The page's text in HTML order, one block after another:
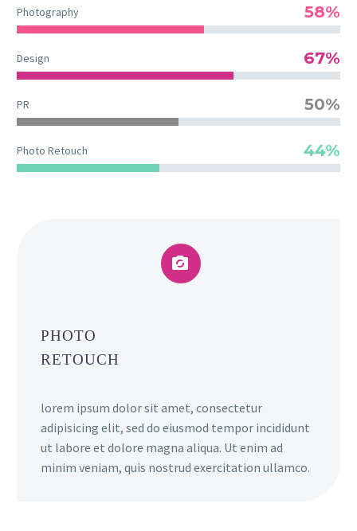
Photography 58%
Design 67%
PR 50%
Photo Retouch 44%


PHOTO
RETOUCH
lorem ipsum dolor sit amet, consectetur
adipisicing elit, sed do eiusmod tempor incididunt
ut labore et dolore magna aliqua. Ut enim ad
minim veniam, quis nostrud exercitation ullamco.